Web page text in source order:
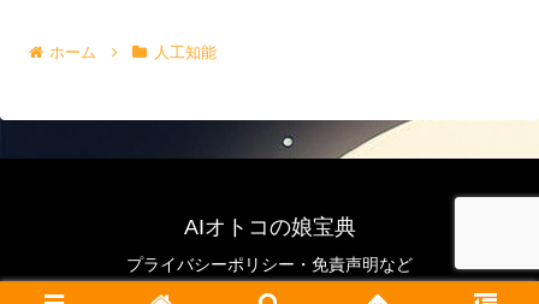
ホーム 人工知能
AIオトコの娘宝典
プライバシーポリシー・免責声明など